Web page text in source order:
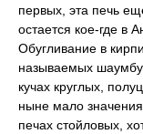
первых, эта печь
остается кое-где в
Обугливание в
называемых
кучах круглых,
ныне мало
печах стойловых,